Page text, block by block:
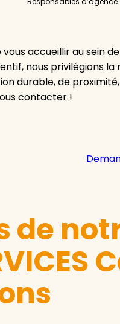
accueillir au sein
nous privilégions
durable, de
contacter !
de